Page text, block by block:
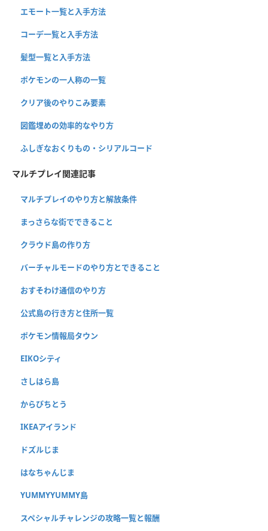
エモート一覧と入手方法
コーデ一覧と入手方法
髪型一覧と入手方法
ポケモンの一人称の一覧
クリア後のやりこみ要素
図鑑埋めの効率的なやり方
ふしぎなおくりもの・シリアルコード
マルチプレイ関連記事
マルチプレイのやり方と解放条件
まっさらな街でできること
クラウド島の作り方
バーチャルモードのやり方とできること
おすそわけ通信のやり方
公式島の行き方と住所一覧
ポケモン情報局タウン
EIKOシティ
さしはら島
からぴちとう
IKEAアイランド
ドズルじま
はなちゃんじま
YUMMYYUMMY島
スペシャルチャレンジの攻略一覧と報酬